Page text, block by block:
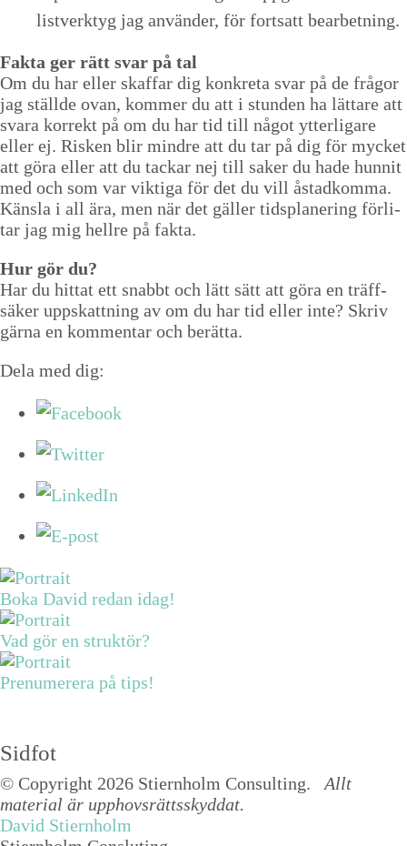
listverk­tyg jag använ­der, för fort­satt bearbetning.
Fak­ta ger rätt svar på tal
Om du har eller skaf­far dig konkre­ta svar på de frå­gor
jag ställde ovan, kom­mer du att i stun­den ha lättare att
svara kor­rekt på om du har tid till något ytterli­gare
eller ej. Risken blir min­dre att du tar på dig för myck­et
att göra eller att du tackar nej till sak­er du hade hun­nit
med och som var vik­ti­ga för det du vill åstad­kom­ma.
Känsla i all ära, men när det gäller tid­splaner­ing för­l­i­
tar jag mig hellre på fakta.
Hur gör du?
Har du hit­tat ett snabbt och lätt sätt att göra en träff­
säk­er upp­skat­tning av om du har tid eller inte? Skriv
gär­na en kom­men­tar och berätta.
Dela med dig:
Boka David redan idag!
Vad gör en struktör?
Prenumerera på tips!
Sidfot
© Copyright 2026 Stiernholm Consulting. Allt
material är upphovsrättsskyddat.
David Stiernholm